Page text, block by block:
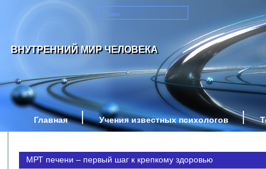
ВНУТРЕННИЙ МИР ЧЕЛОВЕКА
Главная Учения известных психологов
МРТ печени – первый шаг к крепкому здоровью